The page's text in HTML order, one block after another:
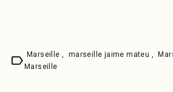
Skateparks Partout !.n
label Marseille marseille jaime mateu
Marseille